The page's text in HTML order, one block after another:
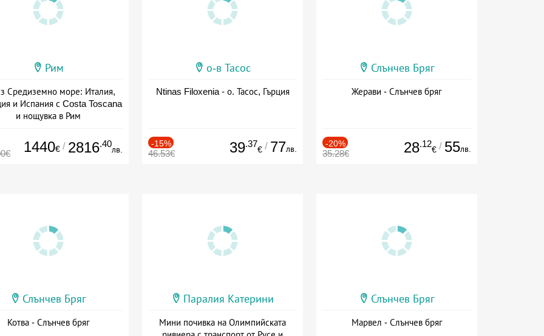
Рим
Средиземно море: Италия,
и Испания с Costa Toscana
и нощувка в Рим
1440€ / 2816.40
лв.
о-в Тасос
Ntinas Filoxenia - о. Тасос, Гърция
-15%
46.53€ 39.37
€ / 77лв.
Слънчев Бряг
Жерави - Слънчев бряг
-20%
35.28€ 28.12
€ / 55лв.
Слънчев Бряг
Котва - Слънчев бряг
Паралия Катерини
Мини почивка на Олимпийската
Слънчев Бряг
Марвел - Слънчев бряг